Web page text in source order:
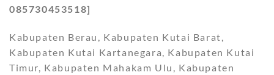
085730453518]
Kabupaten Berau, Kabupaten Kutai Barat,
Kabupaten Kutai Kartanegara, Kabupaten Kutai
Timur, Kabupaten Mahakam Ulu, Kabupaten